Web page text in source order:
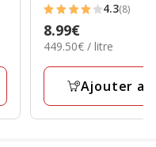
4.3
étoiles
avec
8
4.3(8)
Prix
8.99€
8.99€
449.50€
Litre
449.50€ / litre
Ajouter